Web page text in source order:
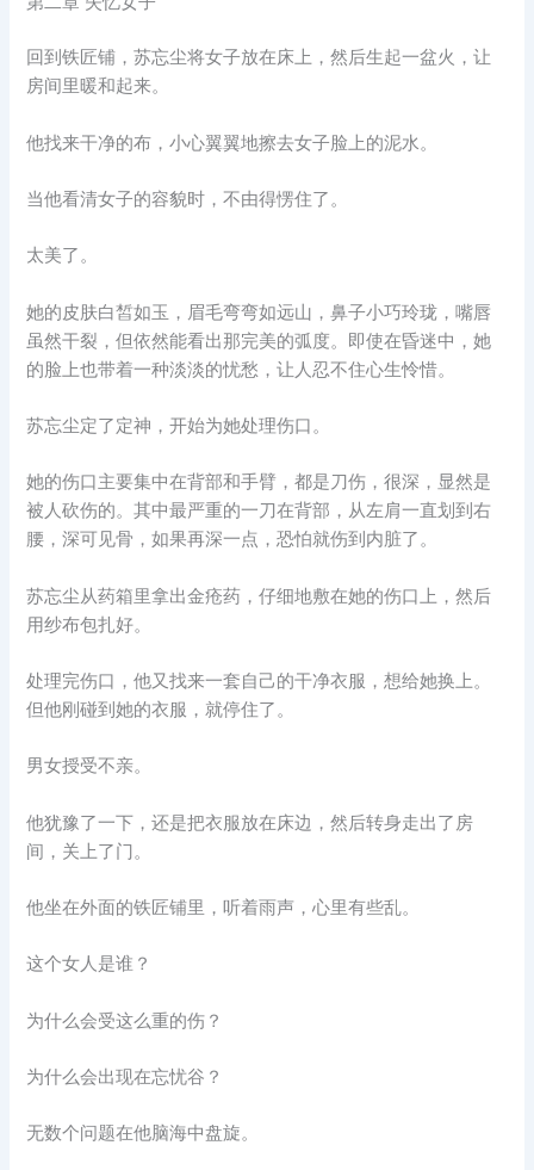
回到铁匠铺，苏忘尘将女子放在床上，然后生起一盆火，让
房间里暖和起来。
他找来干净的布，小心翼翼地擦去女子脸上的泥水。
当他看清女子的容貌时，不由得愣住了。
太美了。
她的皮肤白皙如玉，眉毛弯弯如远山，鼻子小巧玲珑，嘴唇
虽然干裂，但依然能看出那完美的弧度。即使在昏迷中，她
的脸上也带着一种淡淡的忧愁，让人忍不住心生怜惜。
苏忘尘定了定神，开始为她处理伤口。
她的伤口主要集中在背部和手臂，都是刀伤，很深，显然是
被人砍伤的。其中最严重的一刀在背部，从左肩一直划到右
腰，深可见骨，如果再深一点，恐怕就伤到内脏了。
苏忘尘从药箱里拿出金疮药，仔细地敷在她的伤口上，然后
用纱布包扎好。
处理完伤口，他又找来一套自己的干净衣服，想给她换上。
但他刚碰到她的衣服，就停住了。
男女授受不亲。
他犹豫了一下，还是把衣服放在床边，然后转身走出了房
间，关上了门。
他坐在外面的铁匠铺里，听着雨声，心里有些乱。
这个女人是谁？
为什么会受这么重的伤？
为什么会出现在忘忧谷？
无数个问题在他脑海中盘旋。